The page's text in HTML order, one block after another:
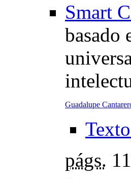
Smart
basado
Guadalupe
págs.